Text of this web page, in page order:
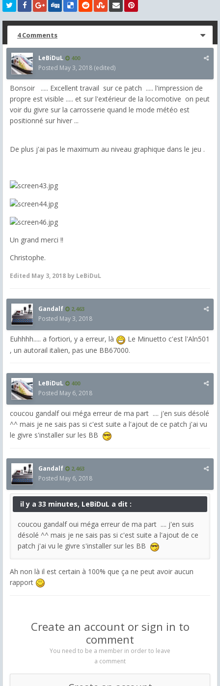
4 Comments
LeBiDuL 400
Posted May 3, 2018 (edited)
Bonsoir ..... Excellent travail sur ce patch ..... l'impression de
propre est visible ..... et sur l'extérieur de la locomotive on peut
voir du givre sur la carrosserie quand le mode météo est
positionné sur hiver ...
De plus j'ai pas le maximum au niveau graphique dans le jeu .
Un grand merci !!
Christophe.
Edited May 3, 2018 by LeBiDuL
Gandalf 2,463
Posted May 3, 2018
Euhhhh..... a fortiori, y a erreur, là
Le Minuetto c'est l'Aln501
, un autorail italien, pas une BB67000.
LeBiDuL 400
Posted May 6, 2018
coucou gandalf oui méga erreur de ma part .... j'en suis désolé
^^ mais je ne sais pas si c'est suite a l'ajout de ce patch j'ai vu
le givre s'installer sur les BB
Gandalf 2,463
Posted May 6, 2018
il y a 33 minutes, LeBiDuL a dit :
coucou gandalf oui méga erreur de ma part .... j'en suis
désolé ^^ mais je ne sais pas si c'est suite a l'ajout de ce
patch j'ai vu le givre s'installer sur les BB
Ah non là il est certain à 100% que ça ne peut avoir aucun
rapport
Create an account or sign in to
comment
You need to be a member in order to leave
a comment